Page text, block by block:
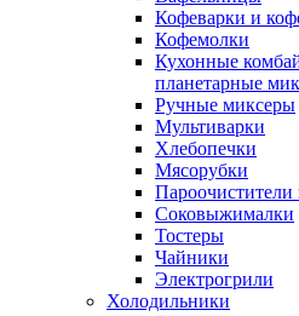
Кофеварки и
Кофемолки
Кухонные
планетарные
Ручные миксеры
Мультиварки
Хлебопечки
Мясорубки
Пароочистители
Соковыжималки
Тостеры
Чайники
Электрогрили
Холодильники